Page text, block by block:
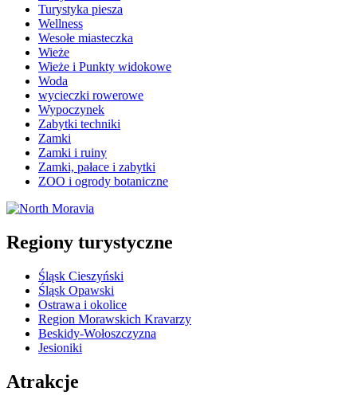
Turystyka piesza
Wellness
Wesołe miasteczka
Wieże
Wieże i Punkty widokowe
Woda
wycieczki rowerowe
Wypoczynek
Zabytki techniki
Zamki
Zamki i ruiny
Zamki, pałace i zabytki
ZOO i ogrody botaniczne
Regiony turystyczne
Śląsk Cieszyński
Śląsk Opawski
Ostrawa i okolice
Region Morawskich Kravarzy
Beskidy-Wołoszczyzna
Jesioniki
Atrakcje